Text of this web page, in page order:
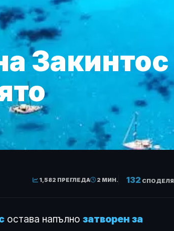
Закинтос
1,582 ПРЕГЛЕДА 2 МИН. 132
остава напълно затворен за